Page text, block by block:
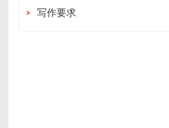
写作要求